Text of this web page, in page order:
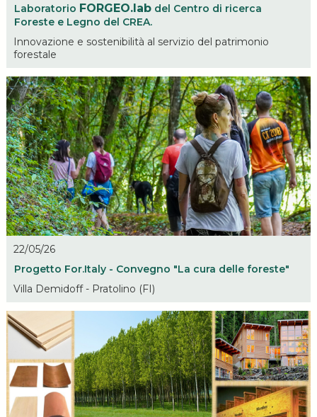
Laboratorio FORGEO.lab del Centro di ricerca
Foreste e Legno del CREA.
Innovazione e sostenibilità al servizio del patrimonio
forestale
22/05/26
Progetto For.Italy - Convegno "La cura delle foreste"
Villa Demidoff - Pratolino (FI)